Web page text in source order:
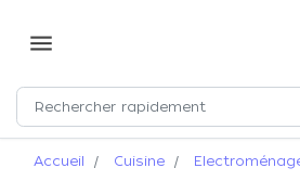
menu
Accueil Cuisine